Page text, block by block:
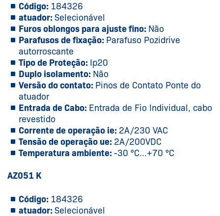
Código: 184326
atuador: Selecionável
Furos oblongos para ajuste fino: Não
Parafusos de fixação: Parafuso Pozidrive
autorroscante
Tipo de Proteção: Ip20
Duplo isolamento: Não
Versão do contato: Pinos de Contato Ponte do
atuador
Entrada de Cabo: Entrada de Fio Individual, cabo
revestido
Corrente de operação ie: 2A/230 VAC
Tensão de operação ue: 2A/200VDC
Temperatura ambiente: -30 °C...+70 °C
AZ051 K
Código: 184326
atuador: Selecionável